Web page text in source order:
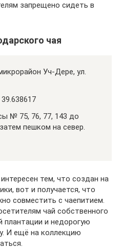
запрещено сидеть в
чая
Уч-Дере, ул.
№ 75, 76, 77, 143 до
пешком на север.
тем, что создан на
вот и получается, что
совместить с чаепитием.
чай собственного
плантации и недорогую
И ещё на коллекцию